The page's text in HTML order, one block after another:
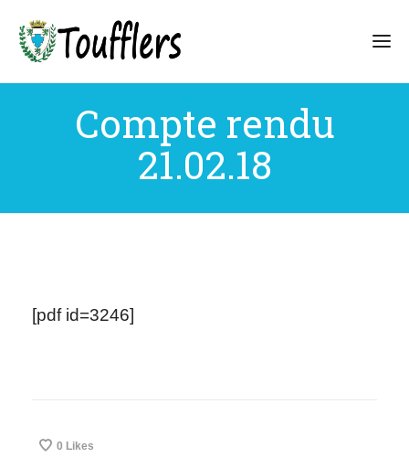
Compte rendu
21.02.18
[pdf id=3246]
0 Likes